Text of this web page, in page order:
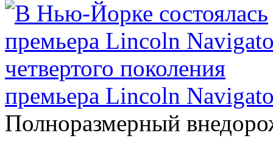
премьера Lincoln
Полноразмерный